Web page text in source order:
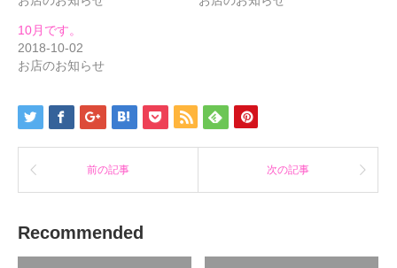
ィ
ン
ド
ウ
で
開
す)
だ
さ
い
(新
し
ィ
ド
で
す)
す)
10月です。
2018-10-02
お店のお知らせ
前の記事 次の記事
Recommended